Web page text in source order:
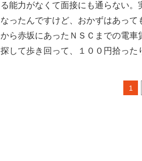
る能力がなくて面接にも通らない
なったんですけど、おかずはあっ
から赤坂にあったＮＳＣまでの電
探して歩き回って、１００円拾った
1